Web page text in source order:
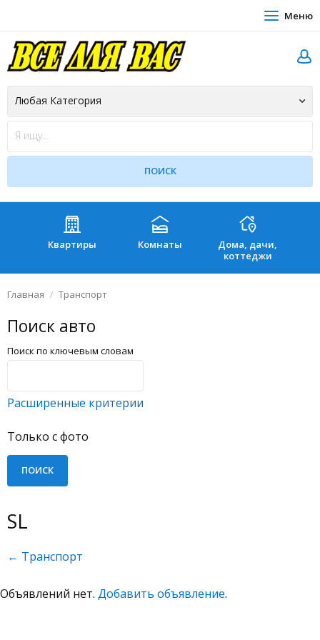
Меню
Квартиры Комнаты
Дома, дачи,
коттеджи
Главная Транспорт
Поиск авто
Поиск по ключевым словам
Расширенные критерии
Только с фото
SL
← Транспорт
Объявлений нет. Добавить объявление.